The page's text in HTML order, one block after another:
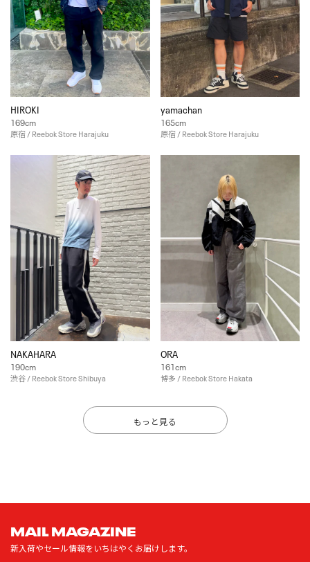
HIROKI
169cm
原宿 / Reebok Store Harajuku
yamachan
165cm
原宿 / Reebok Store Harajuku
NAKAHARA
190cm
渋谷 / Reebok Store Shibuya
ORA
161cm
博多 / Reebok Store Hakata
もっと見る
MAIL MAGAZINE
新入荷やセール情報をいちはやくお届けします。